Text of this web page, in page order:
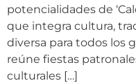
potencialidades de
que integra cultura,
diversa para todos los
reúne fiestas
culturales […]